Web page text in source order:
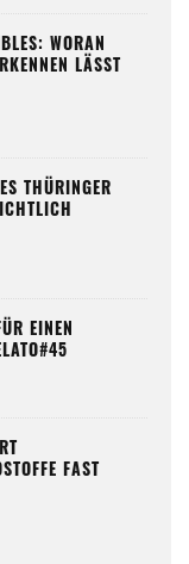
WORAN
LÄSST
THÜRINGER
EINEN
FAST